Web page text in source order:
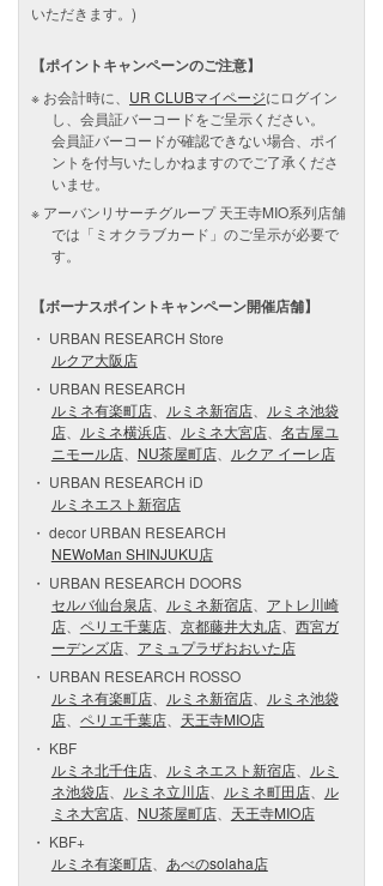
いただきます。)
【ポイントキャンペーンのご注意】
お会計時に、 UR CLUBマイページにログイン
し、会員証バーコードをご呈示ください。
会員証バーコードが確認できない場合、ポイ
ントを付与いたしかねますのでご了承くださ
いませ。
アーバンリサーチグループ 天王寺MIO系列店舗
では「ミオクラブカード」のご呈示が必要で
す。
【ボーナスポイントキャンペーン開催店舗】
URBAN RESEARCH Store
ルクア大阪店
URBAN RESEARCH
ルミネ有楽町店、 ルミネ新宿店、
ルミネ池袋
店、 ルミネ横浜店、 ルミネ大宮店、 名古屋ユ
ニモール店、 NU茶屋町店、
ルクア イーレ店
URBAN RESEARCH iD
ルミネエスト新宿店
decor URBAN RESEARCH
NEWoMan SHINJUKU店
URBAN RESEARCH DOORS
セルバ仙台泉店、 ルミネ新宿店、 アトレ川崎
店、 ペリエ千葉店、 京都藤井大丸店、 西宮ガ
ーデンズ店、 アミュプラザおおいた店
URBAN RESEARCH ROSSO
ルミネ有楽町店、 ルミネ新宿店、
ルミネ池袋
店、 ペリエ千葉店、 天王寺MIO店
KBF
ルミネ北千住店、 ルミネエスト新宿店、
ルミ
ネ池袋店、 ルミネ立川店、 ルミネ町田店、
ル
ミネ大宮店、 NU茶屋町店、 天王寺MIO店
KBF+
ルミネ有楽町店、 あべのsolaha店